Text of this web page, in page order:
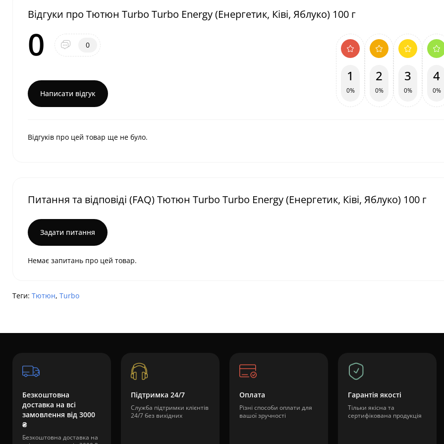
Відгуки про Тютюн Turbo Turbo Energy (Енергетик, Ківі, Яблуко) 100 г
0 0
Написати відгук
1
0%
2
0%
3
0%
4
0%
Відгуків про цей товар ще не було.
Питання та відповіді (FAQ) Тютюн Turbo Turbo Energy (Енергетик, Ківі, Яблуко) 100 г
Задати питання
Немає запитань про цей товар.
Теги: Тютюн, Turbo
Безкоштовна
доставка на всі
замовлення від 3000
₴
Безкоштовна доставка на
Підтримка 24/7
Служба підтримки клієнтів
24/7 без вихідних
Оплата
Різні способи оплати для
вашої зручності
Гарантія якості
Тільки якісна та
сертифікована продукція